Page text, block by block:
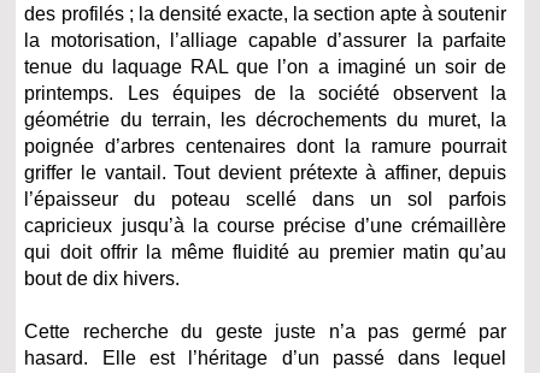
des profilés ; la densité exacte, la section apte à soutenir
la motorisation, l’alliage capable d’assurer la parfaite
tenue du laquage RAL que l’on a imaginé un soir de
printemps. Les équipes de la société observent la
géométrie du terrain, les décrochements du muret, la
poignée d’arbres centenaires dont la ramure pourrait
griffer le vantail. Tout devient prétexte à affiner, depuis
l’épaisseur du poteau scellé dans un sol parfois
capricieux jusqu’à la course précise d’une crémaillère
qui doit offrir la même fluidité au premier matin qu’au
bout de dix hivers.
Cette recherche du geste juste n’a pas germé par
hasard. Elle est l’héritage d’un passé dans lequel